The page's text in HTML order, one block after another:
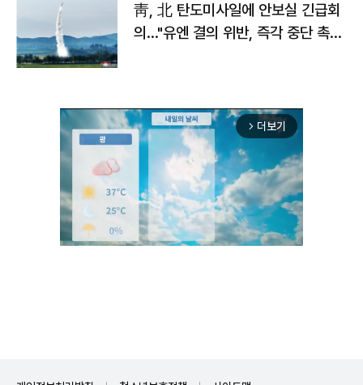
靑, 北 탄도미사일에 안보실 긴급회
의…"유엔 결의 위반, 즉각 중단 촉
arrow_forward_ios 더보기